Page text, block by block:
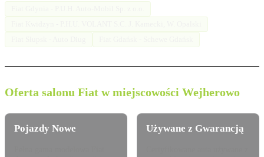
Oferta salonu Fiat w miejscowości Wejherowo
Pojazdy Nowe Używane z Gwarancją